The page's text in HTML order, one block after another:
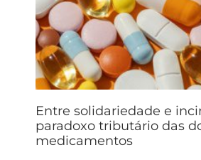
Entre solidariedade e
paradoxo tributário das
medicamentos